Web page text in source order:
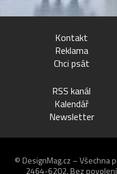
Kontakt
Reklama
Chci psát
RSS kanál
Kalendář
Newsletter
© DesignMag.cz – Všechna
2464-6202. Bez